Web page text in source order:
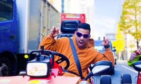
アクセス
会社
他店舗
東京 品川
東京 秋葉原 #2